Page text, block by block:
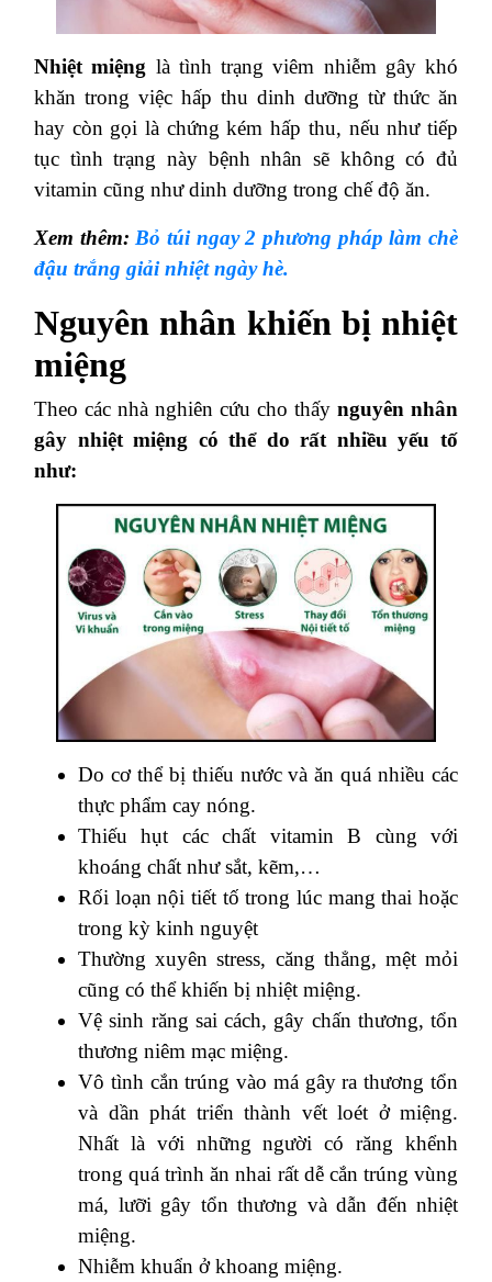
Nhiệt miệng là tình trạng viêm nhiễm gây khó
khăn trong việc hấp thu dinh dưỡng từ thức ăn
hay còn gọi là chứng kém hấp thu, nếu như tiếp
tục tình trạng này bệnh nhân sẽ không có đủ
vitamin cũng như dinh dưỡng trong chế độ ăn.
Xem thêm: Bỏ túi ngay 2 phương pháp làm chè
đậu trắng giải nhiệt ngày hè.
Nguyên nhân khiến bị nhiệt
miệng
Theo các nhà nghiên cứu cho thấy nguyên nhân
gây nhiệt miệng có thể do rất nhiều yếu tố
như:
Do cơ thể bị thiếu nước và ăn quá nhiều các
thực phẩm cay nóng.
Thiếu hụt các chất vitamin B cùng với
khoáng chất như sắt, kẽm,…
Rối loạn nội tiết tố trong lúc mang thai hoặc
trong kỳ kinh nguyệt
Thường xuyên stress, căng thẳng, mệt mỏi
cũng có thể khiến bị nhiệt miệng.
Vệ sinh răng sai cách, gây chấn thương, tổn
thương niêm mạc miệng.
Vô tình cắn trúng vào má gây ra thương tổn
và dần phát triển thành vết loét ở miệng.
Nhất là với những người có răng khểnh
trong quá trình ăn nhai rất dễ cắn trúng vùng
má, lưỡi gây tổn thương và dẫn đến nhiệt
miệng.
Nhiễm khuẩn ở khoang miệng.